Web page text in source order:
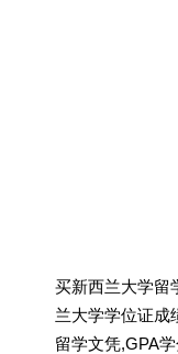
买新西兰大学留
兰大学学位证成
留学文凭,GPA